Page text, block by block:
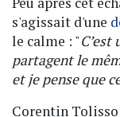
s'agissait d'une
le calme : "
partagent le
et je pense que
Corentin